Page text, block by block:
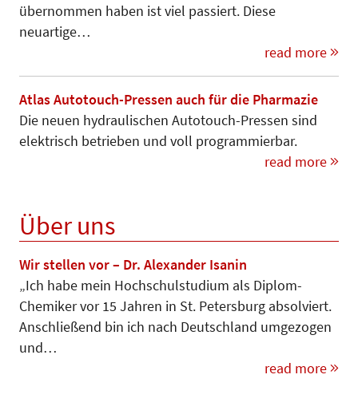
übernommen haben ist viel passiert. Diese
neuartige…
read more
Atlas Autotouch-Pressen auch für die Pharmazie
Die neuen hydraulischen Autotouch-Pressen sind
elektrisch betrieben und voll programmierbar.
read more
Über uns
Wir stellen vor – Dr. Alexander Isanin
„Ich habe mein Hochschulstudium als Diplom-
Chemiker vor 15 Jahren in St. Petersburg absolviert.
Anschließend bin ich nach Deutschland umgezogen
und…
read more